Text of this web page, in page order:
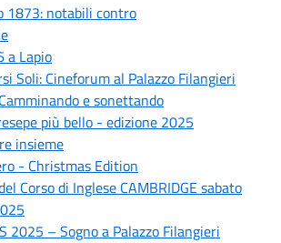
1873: notabili contro
a Lapio
Soli: Cineforum al Palazzo Filangieri
e sonettando
più bello - edizione 2025
insieme
- Christmas Edition
Corso di Inglese CAMBRIDGE sabato
2025 – Sogno a Palazzo Filangieri